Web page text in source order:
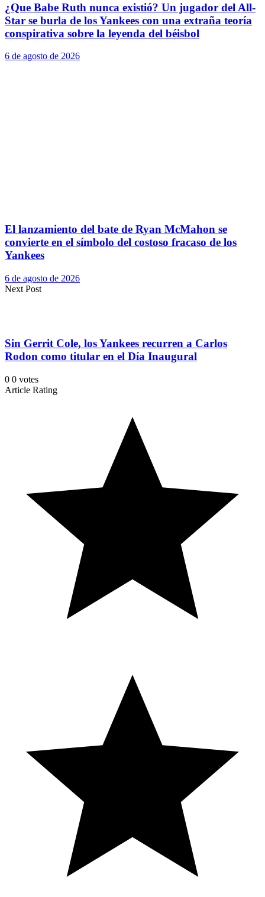
¿Que Babe Ruth nunca existió? Un jugador del All-
Star se burla de los Yankees con una extraña teoría
conspirativa sobre la leyenda del béisbol
6 de agosto de 2026
El lanzamiento del bate de Ryan McMahon se
convierte en el símbolo del costoso fracaso de los
Yankees
6 de agosto de 2026
Next Post
Sin Gerrit Cole, los Yankees recurren a Carlos
Rodon como titular en el Día Inaugural
0 0 votes
Article Rating